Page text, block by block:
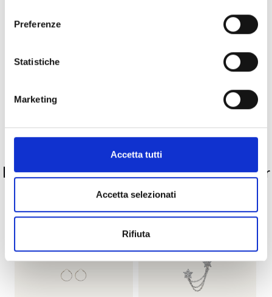
Preferenze
Statistiche
Marketing
Accetta tutti
Accetta selezionati
Rifiuta
Codice
PRODOTTI SIMILI
La nostra selezione di prodotti scelti per
te